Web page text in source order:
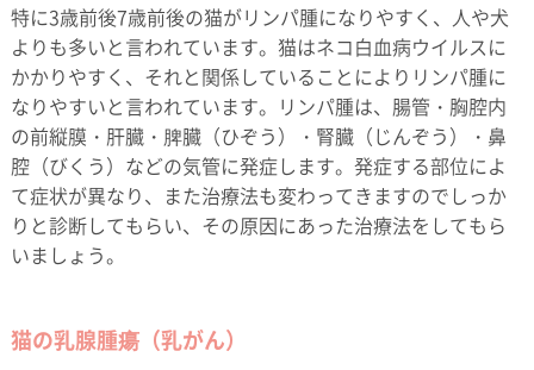
特に3歳前後7歳前後の猫がリンパ腫になりやすく、人や犬
よりも多いと言われています。猫はネコ白血病ウイルスに
かかりやすく、それと関係していることによりリンパ腫に
なりやすいと言われています。リンパ腫は、腸管・胸腔内
の前縦膜・肝臓・脾臓（ひぞう）・腎臓（じんぞう）・鼻
腔（びくう）などの気管に発症します。発症する部位によ
て症状が異なり、また治療法も変わってきますのでしっか
りと診断してもらい、その原因にあった治療法をしてもら
いましょう。
猫の乳腺腫瘍（乳がん）